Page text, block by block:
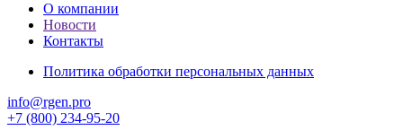
О компании
Новости
Контакты
Политика обработки персональных данных
info@rgen.pro
+7 (800) 234-95-20